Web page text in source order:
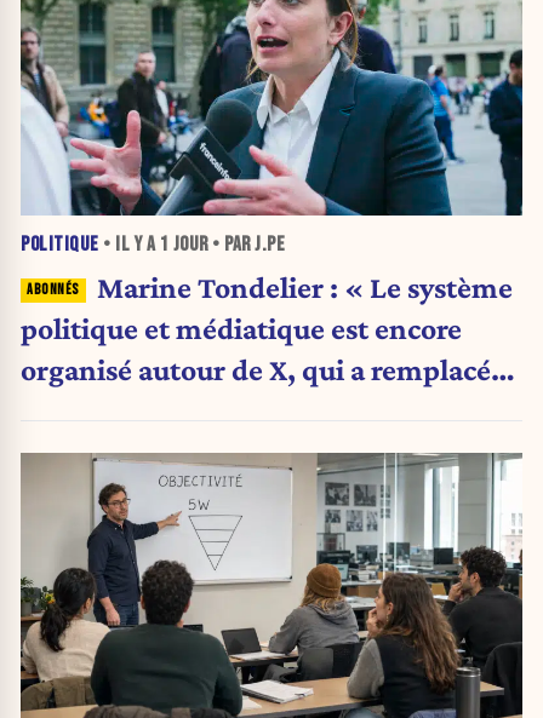
POLITIQUE • IL Y A 1 JOUR• PAR J.PE
Marine Tondelier : « Le système
politique et médiatique est encore
organisé autour de X, qui a remplacé